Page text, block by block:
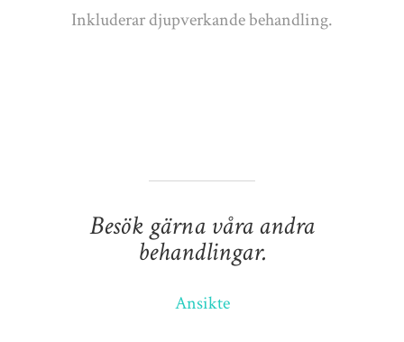
Inkluderar djupverkande behandling.
Besök gärna våra andra
behandlingar.
Ansikte